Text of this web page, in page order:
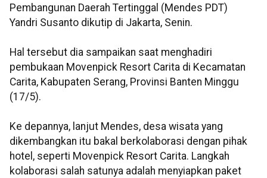
Pembangunan Daerah Tertinggal (Mendes PDT)
Yandri Susanto dikutip di Jakarta, Senin.
Hal tersebut dia sampaikan saat menghadiri
pembukaan Movenpick Resort Carita di Kecamatan
Carita, Kabupaten Serang, Provinsi Banten Minggu
(17/5).
Ke depannya, lanjut Mendes, desa wisata yang
dikembangkan itu bakal berkolaborasi dengan pihak
hotel, seperti Movenpick Resort Carita. Langkah
kolaborasi salah satunya adalah menyiapkan paket